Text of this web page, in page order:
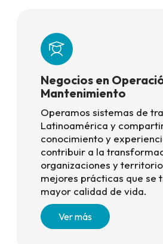
Negocios en
Mantenimiento
Operamos sistemas de
Latinoamérica y
conocimiento y
contribuir a la
organizaciones y
mejores prácticas que se
mayor calidad de vida.
Ver más